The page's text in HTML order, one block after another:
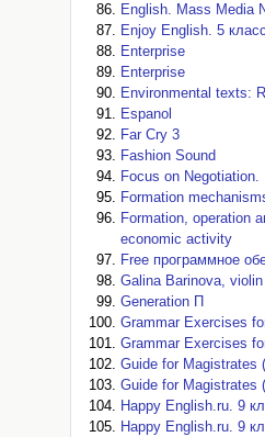
English. Mass Media
Enjoy English. 5
Enterprise
Enterprise
Environmental texts:
Espanol
Far Cry 3
Fashion Sound
Focus on
Formation
Formation, operation
economic activity
Free программное
Galina Barinova, violin
Generation П
Grammar Exercises
Grammar Exercises
Guide for Magistrates
Guide for Magistrates
Happy English.ru. 9
Happy English.ru. 9